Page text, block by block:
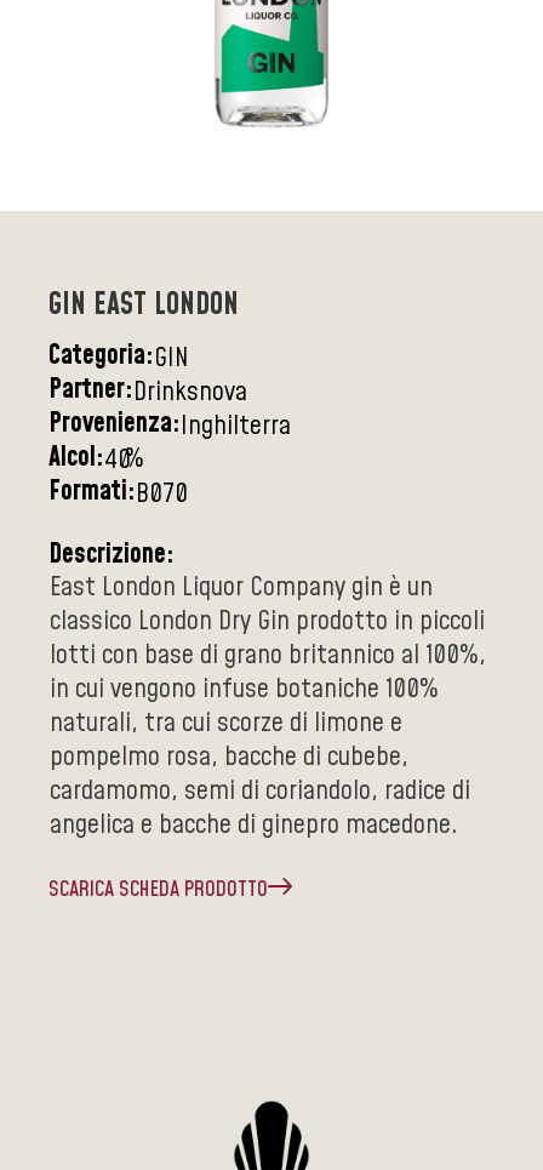
GIN EAST LONDON
Categoria:GIN
Partner:Drinksnova
Provenienza:Inghilterra
Alcol:40%
Formati:B070
Descrizione:
East London Liquor Company gin è un
classico London Dry Gin prodotto in piccoli
lotti con base di grano britannico al 100%,
in cui vengono infuse botaniche 100%
naturali, tra cui scorze di limone e
pompelmo rosa, bacche di cubebe,
cardamomo, semi di coriandolo, radice di
angelica e bacche di ginepro macedone.
SCARICA SCHEDA PRODOTTO